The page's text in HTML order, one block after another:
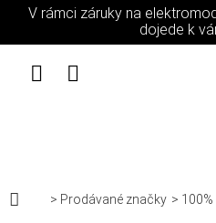
Přejít na obsah
V rámci záruky na
dojede k
Domů
Prodávané značky 100%